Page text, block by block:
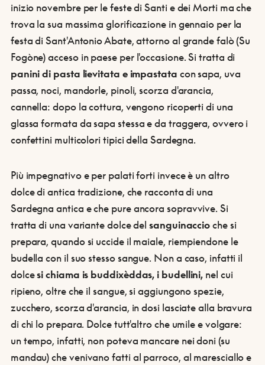
inizio novembre per le feste di Santi e dei Morti ma che
trova la sua massima glorificazione in gennaio per la
festa di Sant'Antonio Abate, attorno al grande falò (Su
Fogòne) acceso in paese per l'occasione. Si tratta di
panini di pasta lievitata e impastata con sapa, uva
passa, noci, mandorle, pinoli, scorza d'arancia,
cannella: dopo la cottura, vengono ricoperti di una
glassa formata da sapa stessa e da traggera, ovvero i
confettini multicolori tipici della Sardegna.
Più impegnativo e per palati forti invece è un altro
dolce di antica tradizione, che racconta di una
Sardegna antica e che pure ancora sopravvive. Si
tratta di una variante dolce delsanguinaccioche si
prepara, quando si uccide il maiale, riempiendone le
budella con il suo stesso sangue. Non a caso, infatti il
dolcesi chiama is buddixèddas, i budellini, nel cui
ripieno, oltre che il sangue, si aggiungono spezie,
zucchero, scorza d'arancia, in dosi lasciate alla bravura
di chi lo prepara. Dolce tutt'altro che umile e volgare:
un tempo, infatti, non poteva mancare nei doni (su
mandau) che venivano fatti al parroco, al maresciallo e